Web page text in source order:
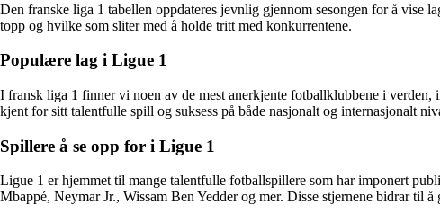
Den franske liga 1 tabellen oppdateres jevnlig gjennom sesongen for å vise
topp og hvilke som sliter med å holde tritt med konkurrentene.
Populære lag i Ligue 1
I fransk liga 1 finner vi noen av de mest anerkjente fotballklubbene i
kjent for sitt talentfulle spill og suksess på både nasjonalt og internasjonalt
Spillere å se opp for i Ligue 1
Ligue 1 er hjemmet til mange talentfulle fotballspillere som har imponert
Mbappé, Neymar Jr., Wissam Ben Yedder og mer. Disse stjernene bidrar til